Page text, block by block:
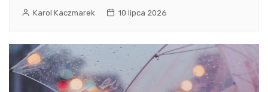
Karol Kaczmarek 10 lipca 2026